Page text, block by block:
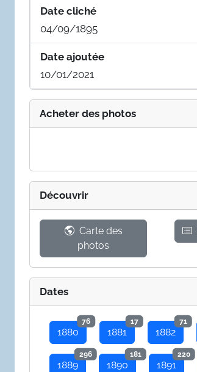
Date cliché
04/09/1895
Date ajoutée
10/01/2021
Acheter des photos
Découvrir
Carte des
photos
Dates
1880
76
1881
17
1882
71
1889
296
1890
181
1891
220